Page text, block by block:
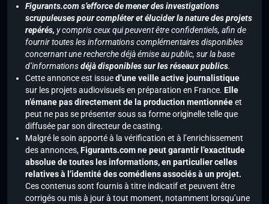
Figurants.com s’efforce de mener des investigations
scrupuleuses pour compléter et élucider la nature des projets
repérés, y compris ceux qui peuvent être confidentiels, afin de
fournir toutes les informations complémentaires disponibles
concernant une recherche déjà émise au public, sur la base
d’informationsdéjà disponibles sur les réseaux publics.
Cette annonce est issued’une veille active journalistique
sur les projets audiovisuels en préparation en France. Elle
n’émane pas directement de la production mentionnéeet
peut ne pas se présenter sous sa forme originelle telle que
diffusée par son directeur de casting.
Malgré le soin apporté à la vérification et à l’enrichissement
des annonces,Figurants.com ne peut garantir l’exactitude
absolue de toutes les informations, en particulier celles
relatives à l’identité des comédiens associés à un projet.
Ces contenus sont fournis à titre indicatif et peuvent être
corrigés ou mis à jour à tout moment, notamment lorsqu’une